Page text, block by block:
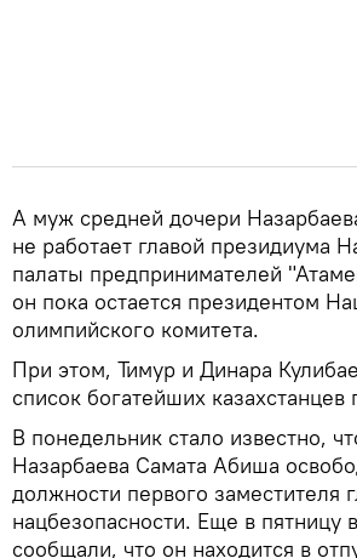
А муж средней дочери
не работает главой президиума
палаты предпринимателей
он пока остается президентом
олимпийского комитета.
При этом, Тимур и Динара
список богатейших
В понедельник стало известно,
Назарбаева Самата Абиша
должности первого заместителя
нацбезопасности. Еще в пятницу
сообщали, что он находится в